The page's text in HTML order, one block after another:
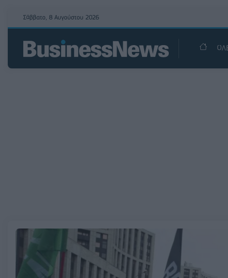
Σάββατο, 8 Αυγούστου 2026